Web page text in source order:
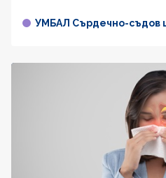
УМБАЛ Сърдечно-съдов